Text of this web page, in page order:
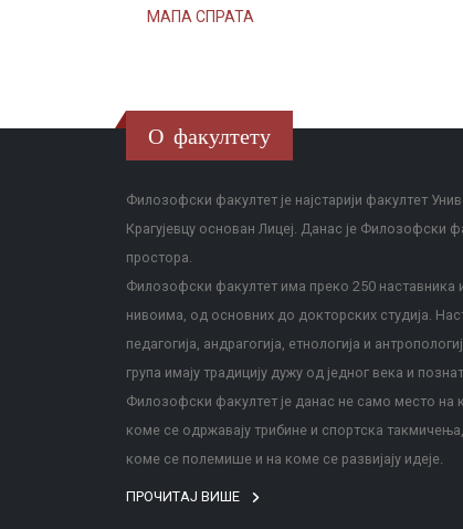
МАПА СПРАТА
О факултету
Филозофски факултет је најстарији факултет
Крагујевцу основан Лицеј. Данас је Филозофски
простора.
Филозофски факултет има преко 250 наставника
нивоима, од основних до докторских студија.
педагогија, андрагогија, етнологија и
група имају традицију дужу од једног века и
Филозофски факултет је данас не само место на
коме се одржавају трибине и спортска
коме се полемише и на коме се развијају идеје.
ПРОЧИТАЈ ВИШЕ